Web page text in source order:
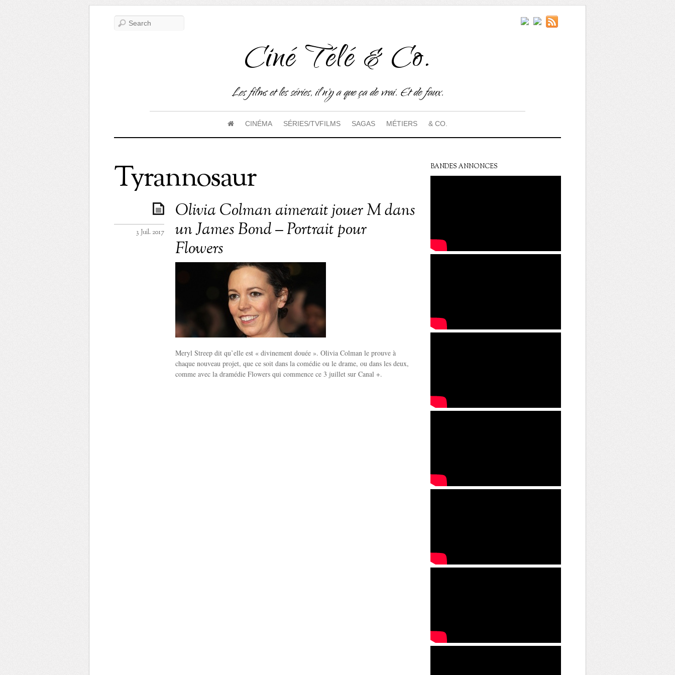
Ciné Télé & Co.
Les films et les séries, il n'y a que ça de vrai. Et de faux.
CINÉMA SÉRIES/TVFILMS SAGAS MÉTIERS & CO.
Tyrannosaur
Olivia Colman aimerait jouer M dans
un James Bond – Portrait pour
Flowers
3 Juil. 2017
Meryl Streep dit qu’elle est « divinement douée ». Olivia Colman le prouve à
chaque nouveau projet, que ce soit dans la comédie ou le drame, ou dans les deux,
comme avec la dramédie Flowers qui commence ce 3 juillet sur Canal +.
BANDES ANNONCES